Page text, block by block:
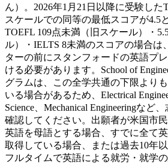
ん）。2026年1月21日以降に受験し
スケールでの同等の最低スコアが4.5
TOEFL 109点未満（旧スケール）・
ル）・IELTS 8未満のスコアの場合は
ターの前にスタンフォードの英語プ
ける必要があります。School of
グラムは、この全学共通の下限より
いる場合があるため、Electrical
Science、Mechanical Engineeringなど
確認してください。出願者が米国市
英語を母語とする場合、すでに全て
取得している場合、または過去10年
フルタイムで英語による就労・就学